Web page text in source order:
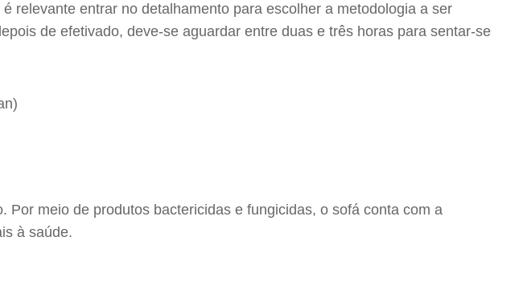
relevante entrar no detalhamento para escolher a metodologia a ser
de efetivado, deve-se aguardar entre duas e três horas para sentar-se
meio de produtos bactericidas e fungicidas, o sofá conta com a
à saúde.